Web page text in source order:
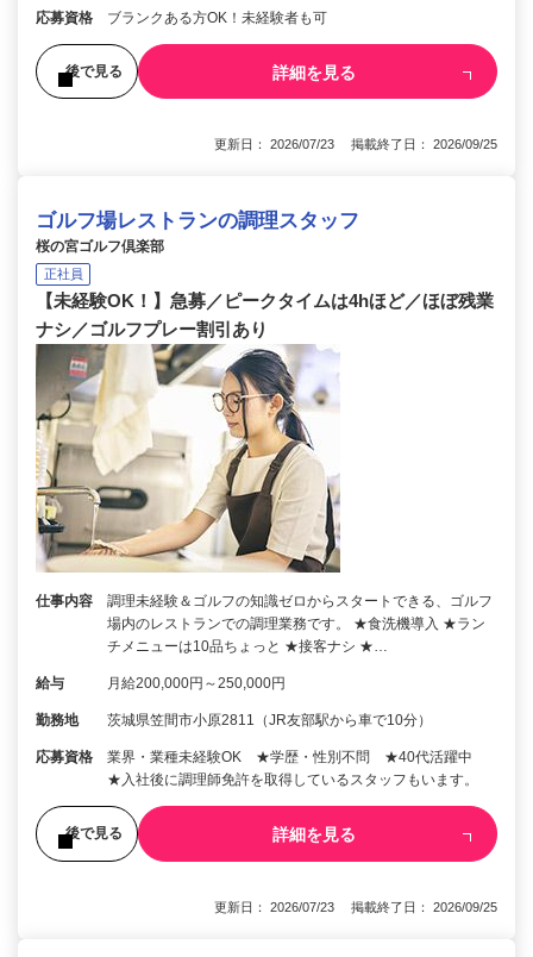
応募資格 ブランクある方OK！未経験者も可
後で見る 詳細を見る
更新日： 2026/07/23 掲載終了日： 2026/09/25
ゴルフ場レストランの調理スタッフ
桜の宮ゴルフ倶楽部
正社員
【未経験OK！】急募／ピークタイムは4hほど／ほぼ残業
ナシ／ゴルフプレー割引あり
仕事内容
調理未経験＆ゴルフの知識ゼロからスタートできる、ゴルフ
場内のレストランでの調理業務です。 ★食洗機導入 ★ラン
チメニューは10品ちょっと ★接客ナシ ★…
給与 月給200,000円～250,000円
勤務地 茨城県笠間市小原2811（JR友部駅から車で10分）
応募資格
業界・業種未経験OK ★学歴・性別不問 ★40代活躍中
★入社後に調理師免許を取得しているスタッフもいます。
後で見る 詳細を見る
更新日： 2026/07/23 掲載終了日： 2026/09/25